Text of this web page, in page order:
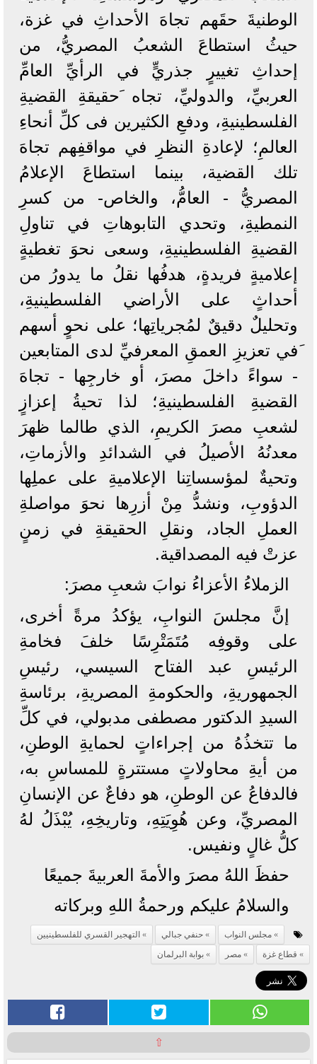
الوطنيةَ حقَهم تجاهَ الأحداثِ في غزة،
حيثُ استطاعَ الشعبُ المصريُّ، من
إحداثِ تغييرٍ جذريٍّ في الرأيِّ العامِّ
العربيِّ، والدوليِّ، تجاه َحقيقةِ القضيةِ
الفلسطينيةِ، ودفعِ الكثيرين فى كلِّ أنحاءِ
العالمِ؛ لإعادةِ النظرِ في مواقفِهم تجاهَ
تلك القضية، بينما استطاعَ الإعلامُ
المصريُّ - العامُّ، والخاص- من كسرِ
النمطيةِ، وتحدي التابوهاتِ في تناولِ
القضيةِ الفلسطينيةِ، وسعى نحوَ تغطيةٍ
إعلاميةٍ فريدةٍ، هدفُها نقلُ ما يدورُ من
أحداثٍ على الأراضي الفلسطينيةِ،
وتحليلٌ دقيقٌ لمُجرياتِها؛ على نحوٍ أسهم
َفي تعزيزِ العمقِ المعرفيِّ لدى المتابعين
- سواءً داخلَ مصرَ، أو خارجِها - تجاهَ
القضيةِ الفلسطينيةِ؛ لذا تحيةُ إعزازٍ
لشعبِ مصرَ الكريمِ، الذي طالما ظهرَ
معدنُهُ الأصيلُ في الشدائدِ والأزماتِ،
وتحيةٌ لمؤسساتِنا الإعلاميةِ على عملِها
الدؤوبِ، ونشدُّ مِنْ أزرِها نحوَ مواصلةِ
العملِ الجاد، ونقلِ الحقيقةِ في زمنٍ
عزتْ فيه المصداقية.
الزملاءُ الأعزاءُ نوابَ شعبِ مصرَ:
إنَّ مجلسَ النوابِ، يؤكدُ مرةً أخرى،
على وقوفِه مُتَمَتْرِسًا خلفَ فخامةِ
الرئيسِ عبد الفتاح السيسي، رئيسِ
الجمهوريةِ، والحكومةِ المصريةِ، برئاسةِ
السيدِ الدكتور مصطفى مدبولي، في كلِّ
ما تتخذُهُ من إجراءاتٍ لحمايةِ الوطنِ،
من أيةِ محاولاتٍ مستترةٍ للمساسِ به،
فالدفاعُ عن الوطنِ، هو دفاعٌ عن الإنسانِ
المصريِّ، وعن هُوِيَتِهِ، وتاريخِهِ، يُبْذَلُ لهُ
كلُّ غالٍ ونفيس.
حفظَ اللهُ مصرَ والأمةَ العربيةَ جميعًا
والسلامُ عليكم ورحمةُ اللهِ وبركاته
مجلس النواب حنفي جبالي
التهجير القسري للفلسطينيين
قطاع غزة
مصر بوابة البرلمان
⇧